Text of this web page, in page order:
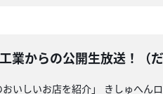
業からの公開生放送！（だ
いしいお店を紹介」 きしゅへ